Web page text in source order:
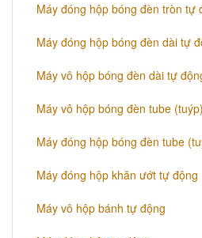
Máy đóng hộp bóng đèn tròn tự
Máy đóng hộp bóng đèn dài tự
Máy vô hộp bóng đèn dài tự
Máy vô hộp bóng đèn tube
Máy đóng hộp bóng đèn tube
Máy đóng hộp khăn ướt tự động
Máy vô hộp bánh tự động